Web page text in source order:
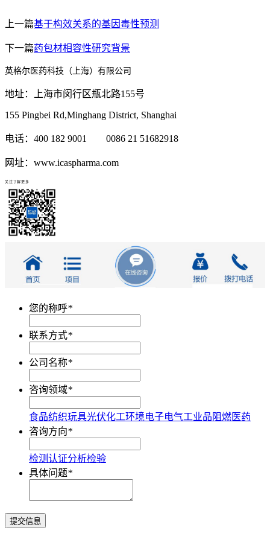
上一篇基于构效关系的基因毒性预测
下一篇药包材相容性研究背景
英格尔医药科技（上海）有限公司
地址：上海市闵行区瓶北路155号
155 Pingbei Rd,Minghang District, Shanghai
电话：400 182 9001 0086 21 51682918
网址：www.icaspharma.com
关注了解更多
您的称呼*
联系方式*
公司名称*
咨询领域*
食品纺织玩具光伏化工环境电子电气工业品 阻燃医药
咨询方向*
检测认证分析检验
具体问题*
提交信息